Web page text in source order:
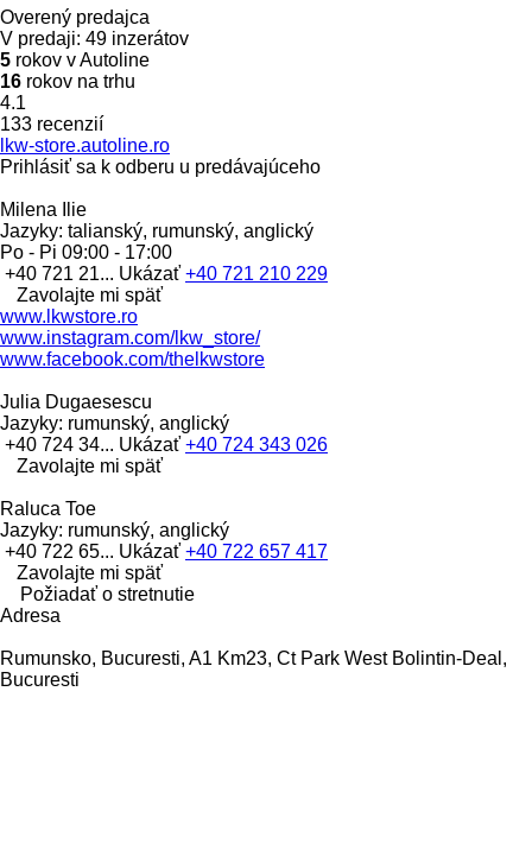
Overený predajca
V predaji: 49 inzerátov
5 rokov v Autoline
16 rokov na trhu
4.1
133 recenzií
lkw-store.autoline.ro
Prihlásiť sa k odberu u predávajúceho
Milena Ilie
Jazyky: talianský, rumunský, anglický
Po - Pi 09:00 - 17:00
+40 721 21... Ukázať +40 721 210 229
Zavolajte mi späť
www.lkwstore.ro
www.instagram.com/lkw_store/
www.facebook.com/thelkwstore
Julia Dugaesescu
Jazyky: rumunský, anglický
+40 724 34... Ukázať +40 724 343 026
Zavolajte mi späť
Raluca Toe
Jazyky: rumunský, anglický
+40 722 65... Ukázať +40 722 657 417
Zavolajte mi späť
Požiadať o stretnutie
Adresa
Rumunsko, Bucuresti, A1 Km23, Ct Park West Bolintin-Deal,
Bucuresti